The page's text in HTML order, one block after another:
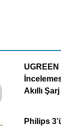
Akıllı
Philips